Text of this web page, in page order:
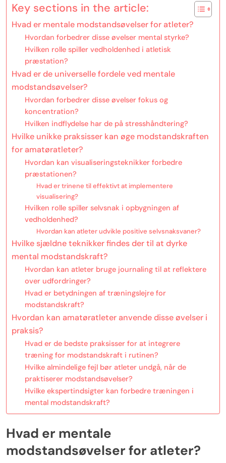
Key sections in the article:
Hvad er mentale modstandsøvelser for atleter?
Hvordan forbedrer disse øvelser mental styrke?
Hvilken rolle spiller vedholdenhed i atletisk
præstation?
Hvad er de universelle fordele ved mentale
modstandsøvelser?
Hvordan forbedrer disse øvelser fokus og
koncentration?
Hvilken indflydelse har de på stresshåndtering?
Hvilke unikke praksisser kan øge modstandskraften
for amatøratleter?
Hvordan kan visualiseringsteknikker forbedre
præstationen?
Hvad er trinene til effektivt at implementere
visualisering?
Hvilken rolle spiller selvsnak i opbygningen af
vedholdenhed?
Hvordan kan atleter udvikle positive selvsnaksvaner?
Hvilke sjældne teknikker findes der til at dyrke
mental modstandskraft?
Hvordan kan atleter bruge journaling til at reflektere
over udfordringer?
Hvad er betydningen af træningslejre for
modstandskraft?
Hvordan kan amatøratleter anvende disse øvelser i
praksis?
Hvad er de bedste praksisser for at integrere
træning for modstandskraft i rutinen?
Hvilke almindelige fejl bør atleter undgå, når de
praktiserer modstandsøvelser?
Hvilke ekspertindsigter kan forbedre træningen i
mental modstandskraft?
Hvad er mentale
modstandsøvelser for atleter?